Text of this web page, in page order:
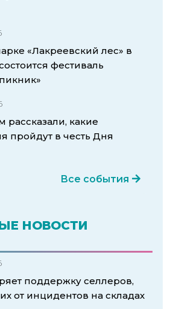
«Лакреевский лес» в
фестиваль
рассказали, какие
пройдут в честь Дня
Все события
НОВОСТИ
поддержку селлеров,
от инцидентов на складах